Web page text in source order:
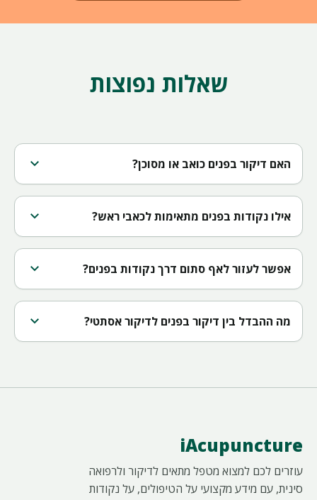
שאלות נפוצות
האם דיקור בפנים כואב או מסוכן? expand_more
אילו נקודות בפנים מתאימות לכאבי ראש? expand_more
אפשר לעזור לאף סתום דרך נקודות בפנים? expand_more
מה ההבדל בין דיקור בפנים לדיקור אסתטי? expand_more
iAcupuncture
עוזרים לכם למצוא מטפל מתאים לדיקור ולרפואה
סינית, עם מידע מקצועי על הטיפולים, על נקודות